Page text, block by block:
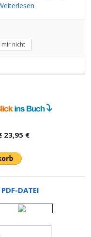
mir nicht
23,95 €
PDF-DATEI